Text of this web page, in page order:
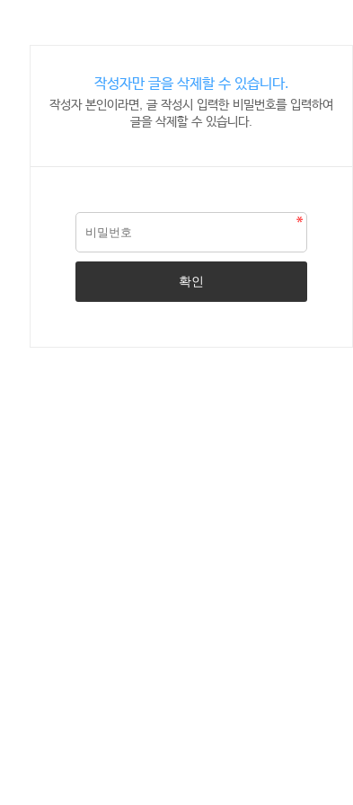
작성자만 글을 삭제할 수 있습니다.
작성자 본인이라면, 글 작성시 입력한 비밀번호를 입력하여
글을 삭제할 수 있습니다.